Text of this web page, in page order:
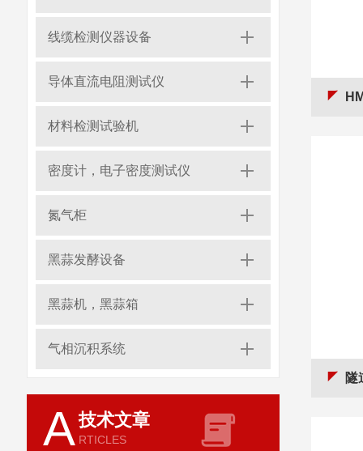
线缆检测仪器设备
导体直流电阻测试仪
材料检测试验机
密度计，电子密度测试仪
氮气柜
黑蒜发酵设备
黑蒜机，黑蒜箱
气相沉积系统
A技术文章
RTICLES
隧